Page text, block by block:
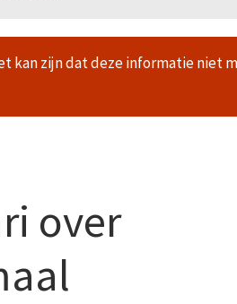
kan zijn dat deze informatie niet
over